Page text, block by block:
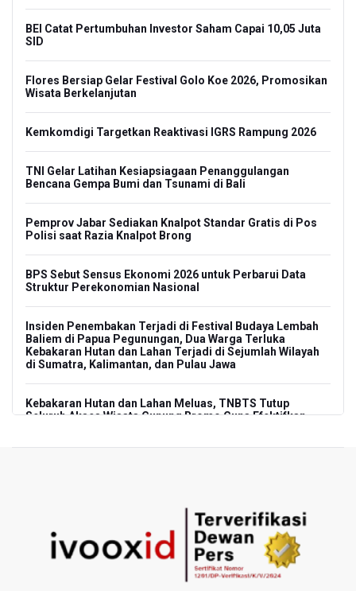
BEI Catat Pertumbuhan Investor Saham Capai 10,05 Juta
SID
Flores Bersiap Gelar Festival Golo Koe 2026, Promosikan
Wisata Berkelanjutan
Kemkomdigi Targetkan Reaktivasi IGRS Rampung 2026
TNI Gelar Latihan Kesiapsiagaan Penanggulangan
Bencana Gempa Bumi dan Tsunami di Bali
Pemprov Jabar Sediakan Knalpot Standar Gratis di Pos
Polisi saat Razia Knalpot Brong
BPS Sebut Sensus Ekonomi 2026 untuk Perbarui Data
Struktur Perekonomian Nasional
Insiden Penembakan Terjadi di Festival Budaya Lembah
Baliem di Papua Pegunungan, Dua Warga Terluka
Kebakaran Hutan dan Lahan Terjadi di Sejumlah Wilayah
di Sumatra, Kalimantan, dan Pulau Jawa
Kebakaran Hutan dan Lahan Meluas, TNBTS Tutup
Seluruh Akses Wisata Gunung Bromo Guna Efektifkan
Xabi Alonso Sebut Dukungan Penggemar Chelsea
Menakjubkan di GBK, Menang Lawan AC Milan 3-0
Pakar: Pengungkapan TPPU Eks Jampidsus Febrie
Adriansyah Harus Buktikan Pidana Asal